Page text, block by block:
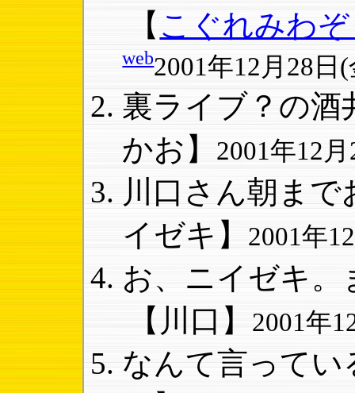
【 こぐれみわ
web2001年12月28日
裏ライブ？の酒
かお】
2001年12
川口さん朝ま
イゼキ】
2001年
お、ニイゼキ。
【川口】
2001年
なんて言ってい